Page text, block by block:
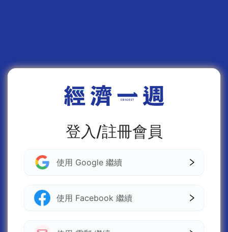
登入/註冊會員
使用 Google 繼續
使用 Facebook 繼續